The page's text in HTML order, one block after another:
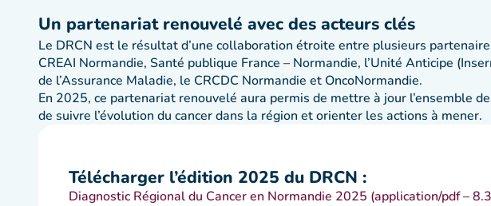
Un partenariat renouvelé avec des acteurs clés
Le DRCN est le résultat d’une collaboration étroite entre plusieurs
CREAI Normandie, Santé publique France – Normandie, l’Unité Anticipe
de l’Assurance Maladie, le CRCDC Normandie et OncoNormandie.
En 2025, ce partenariat renouvelé aura permis de mettre à jour l’ensemble
de suivre l’évolution du cancer dans la région et orienter les actions à mener.
Télécharger l’édition 2025 du DRCN :
Diagnostic Régional du Cancer en Normandie 2025 (application/pdf –